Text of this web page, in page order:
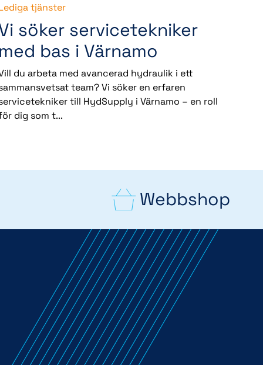
tjänster
söker servicetekniker
bas i Värnamo
du arbeta med avancerad hydraulik i ett
team? Vi söker en erfaren
till HydSupply i Värnamo – en roll
dig som t...
Webbshop